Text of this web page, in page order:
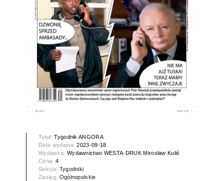
Tytuł:Tygodnik ANGORA
Data wydania:2023-09-18
Wydawca: Wydawnictwo WESTA-DRUK Mirosław Kuliś
Cena: 4
Sekcja: Tygodniki
Zasięg: Ogólnopolskie